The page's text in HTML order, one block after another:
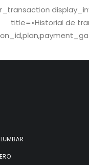
title=»Historial de